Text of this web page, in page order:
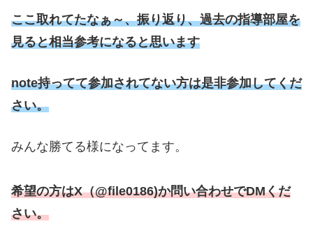
ここ取れてたなぁ～、振り返り、過去の指導部屋を
見ると相当参考になると思います
note持ってて参加されてない方は是非参加してくだ
さい。
みんな勝てる様になってます。
希望の方はX（@file0186)か問い合わせでDMくだ
さい。